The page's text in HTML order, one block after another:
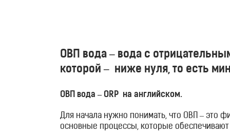
Исследования
ОВП вода – вода с
которой – ниже нуля, то есть
ОВП вода – ORP на английском.
Для начала нужно понимать, что ОВП – это
основные процессы, которые